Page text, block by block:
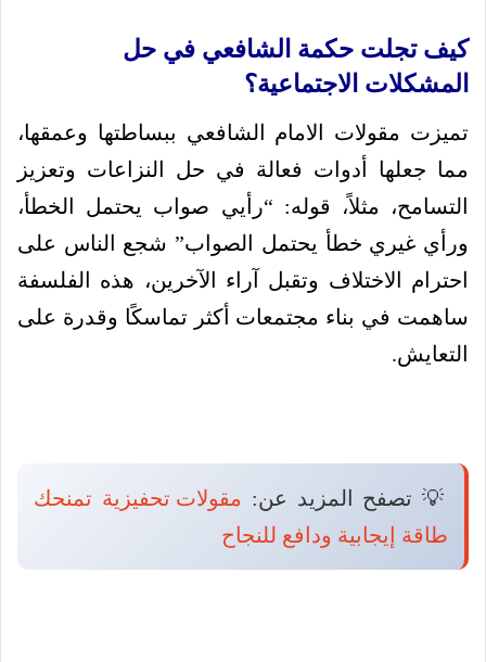
كيف تجلت حكمة الشافعي في حل
المشكلات الاجتماعية؟
تميزت مقولات الامام الشافعي ببساطتها وعمقها،
مما جعلها أدوات فعالة في حل النزاعات وتعزيز
التسامح، مثلاً، قوله: “رأيي صواب يحتمل الخطأ،
ورأي غيري خطأ يحتمل الصواب” شجع الناس على
احترام الاختلاف وتقبل آراء الآخرين، هذه الفلسفة
ساهمت في بناء مجتمعات أكثر تماسكًا وقدرة على
التعايش.
💡 تصفح المزيد عن: مقولات تحفيزية تمنحك
طاقة إيجابية ودافع للنجاح